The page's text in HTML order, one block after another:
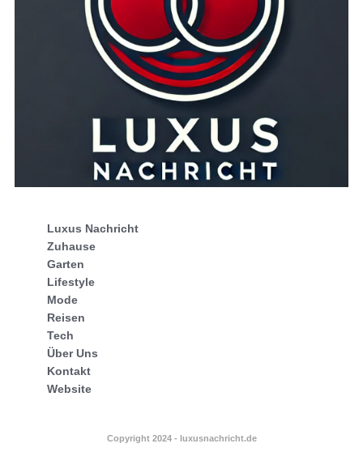
Luxus Nachricht
Zuhause
Garten
Lifestyle
Mode
Reisen
Tech
Über Uns
Kontakt
Website
Copyright 2024 - luxusnachricht.de